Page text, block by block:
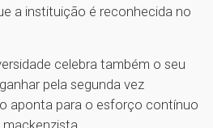
a instituição é reconhecida no
celebra também o seu
pela segunda vez
aponta para o esforço contínuo